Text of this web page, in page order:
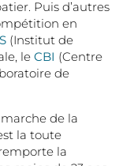
Puis d’autres
en
(Institut de
le CBI (Centre
de
de la
la toute
la